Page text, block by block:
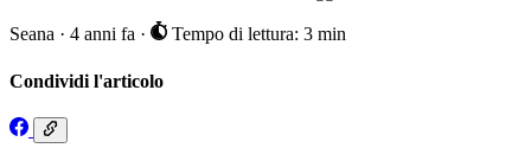
Seana · 4 anni fa · Tempo di lettura: 3 min
Condividi l'articolo